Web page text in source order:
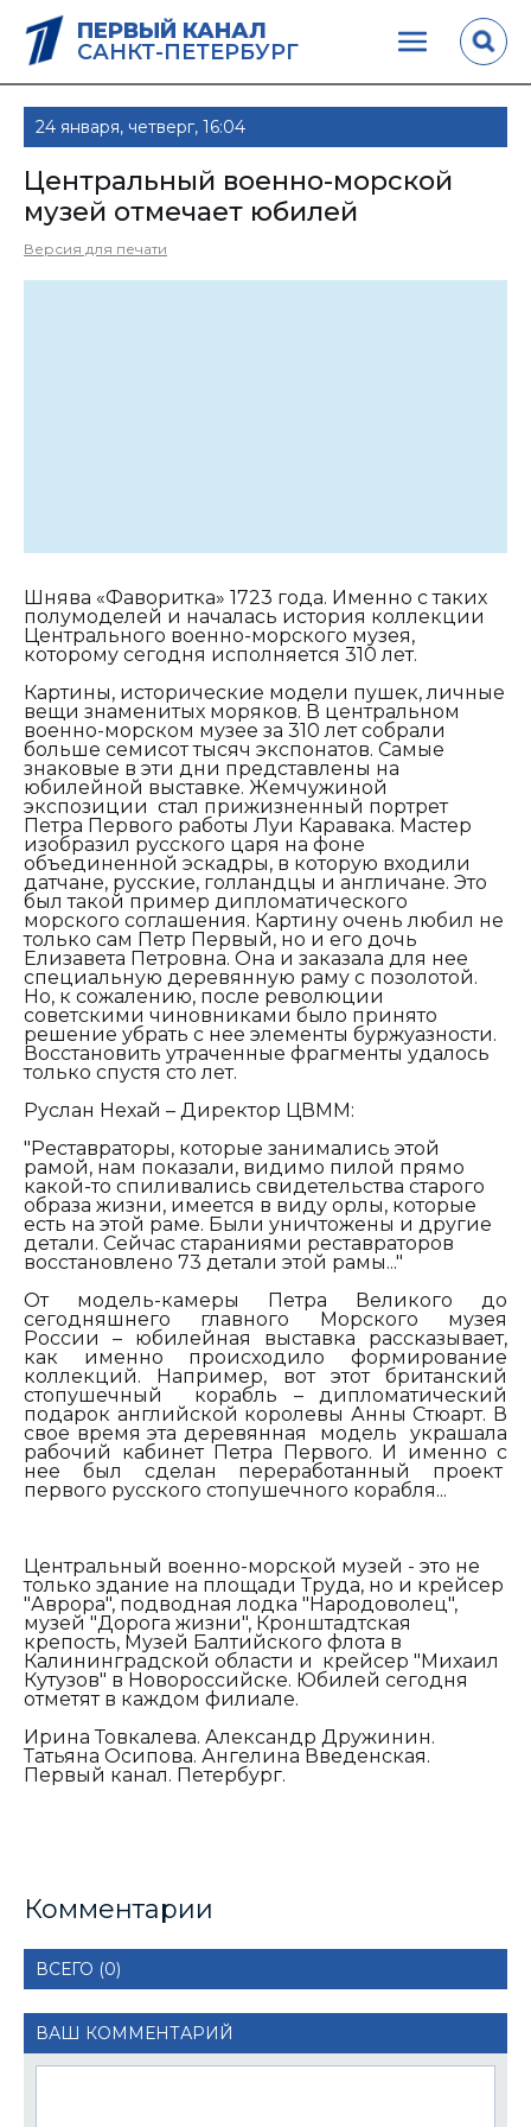
ПЕРВЫЙ КАНАЛ
САНКТ-ПЕТЕРБУРГ
24 января, четверг, 16:04
Центральный военно-морской
музей отмечает юбилей
Версия для печати
Шнява «Фаворитка» 1723 года. Именно с таких
полумоделей и началась история коллекции
Центрального военно-морского музея,
которому сегодня исполняется 310 лет.
Картины, исторические модели пушек, личные
вещи знаменитых моряков. В центральном
военно-морском музее за 310 лет собрали
больше семисот тысяч экспонатов. Самые
знаковые в эти дни представлены на
юбилейной выставке. Жемчужиной
экспозиции стал прижизненный портрет
Петра Первого работы Луи Каравака. Мастер
изобразил русского царя на фоне
объединенной эскадры, в которую входили
датчане, русские, голландцы и англичане. Это
был такой пример дипломатического
морского соглашения. Картину очень любил не
только сам Петр Первый, но и его дочь
Елизавета Петровна. Она и заказала для нее
специальную деревянную раму с позолотой.
Но, к сожалению, после революции
советскими чиновниками было принято
решение убрать с нее элементы буржуазности.
Восстановить утраченные фрагменты удалось
только спустя сто лет.
Руслан Нехай – Директор ЦВММ:
"Реставраторы, которые занимались этой
рамой, нам показали, видимо пилой прямо
какой-то спиливались свидетельства старого
образа жизни, имеется в виду орлы, которые
есть на этой раме. Были уничтожены и другие
детали. Сейчас стараниями реставраторов
восстановлено 73 детали этой рамы..."
От модель-камеры Петра Великого до
сегодняшнего главного Морского музея
России – юбилейная выставка рассказывает,
как именно происходило формирование
коллекций. Например, вот этот британский
стопушечный корабль – дипломатический
подарок английской королевы Анны Стюарт. В
свое время эта деревянная модель украшала
рабочий кабинет Петра Первого. И именно с
нее был сделан переработанный проект
первого русского стопушечного корабля...
Центральный военно-морской музей - это не
только здание на площади Труда, но и крейсер
"Аврора", подводная лодка "Народоволец",
музей "Дорога жизни", Кронштадтская
крепость, Музей Балтийского флота в
Калининградской области и крейсер "Михаил
Кутузов" в Новороссийске. Юбилей сегодня
отметят в каждом филиале.
Ирина Товкалева. Александр Дружинин.
Татьяна Осипова. Ангелина Введенская.
Первый канал. Петербург.
Комментарии
ВСЕГО (0)
ВАШ КОММЕНТАРИЙ